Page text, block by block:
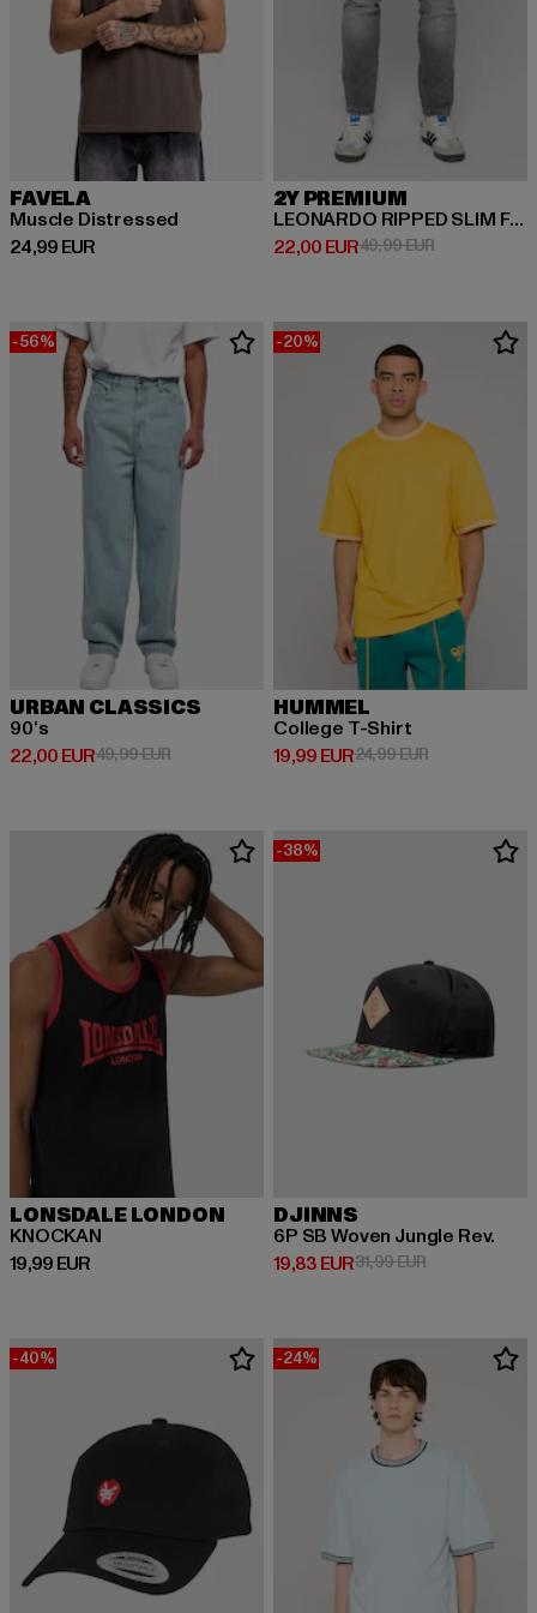
FAVELA
Muscle Distressed
24,99 EUR
Prix courant: 24,99 EUR
2Y PREMIUM
LEONARDO RIPPED SLIM FIT JEANS
22,00 EUR
Prix courant: 22,00 EUR
49,99 EURPrix en
-56%
URBAN CLASSICS
90‘s
22,00 EUR
Prix courant: 22,00 EUR
49,99 EURPrix en promotion: 49,99 EUR
-20%
HUMMEL
College T-Shirt
19,99 EUR
Prix courant: 19,99 EUR
24,99 EURPrix en
LONSDALE LONDON
KNOCKAN
19,99 EUR
Prix courant: 19,99 EUR
-38%
DJINNS
6P SB Woven Jungle Rev.
19,83 EUR
Prix courant: 19,83 EUR
31,99 EURPrix en
-40% -24%